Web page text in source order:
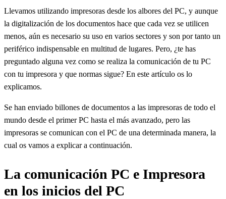
Llevamos utilizando impresoras desde los albores del PC, y aunque
la digitalización de los documentos hace que cada vez se utilicen
menos, aún es necesario su uso en varios sectores y son por tanto un
periférico indispensable en multitud de lugares. Pero, ¿te has
preguntado alguna vez como se realiza la comunicación de tu PC
con tu impresora y que normas sigue? En este artículo os lo
explicamos.
Se han enviado billones de documentos a las impresoras de todo el
mundo desde el primer PC hasta el más avanzado, pero las
impresoras se comunican con el PC de una determinada manera, la
cual os vamos a explicar a continuación.
La comunicación PC e Impresora
en los inicios del PC